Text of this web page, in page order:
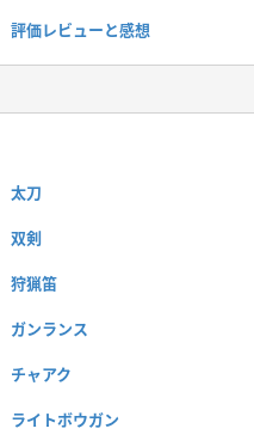
評価レビューと感想
太刀
双剣
狩猟笛
ガンランス
チャアク
ライトボウガン